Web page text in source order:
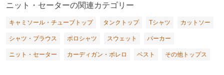
ニット・セーターの関連カテゴリー
キャミソール・チューブトップ タンクトップ Tシャツ カットソー
シャツ・ブラウス ポロシャツ スウェット パーカー
ニット・セーター カーディガン・ボレロ ベスト その他トップス